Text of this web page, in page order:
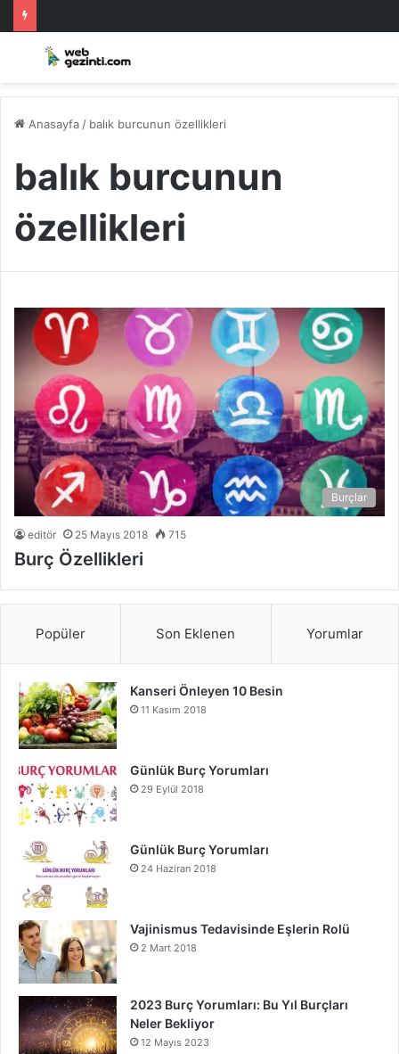
Anasayfa / balık burcunun özellikleri
balık burcunun
özellikleri
Burçlar
editör 25 Mayıs 2018 715
Burç Özellikleri
Popüler Son Eklenen Yorumlar
Kanseri Önleyen 10 Besin
11 Kasım 2018
Günlük Burç Yorumları
29 Eylül 2018
Günlük Burç Yorumları
24 Haziran 2018
Vajinismus Tedavisinde Eşlerin Rolü
2 Mart 2018
2023 Burç Yorumları: Bu Yıl Burçları
Neler Bekliyor
12 Mayıs 2023